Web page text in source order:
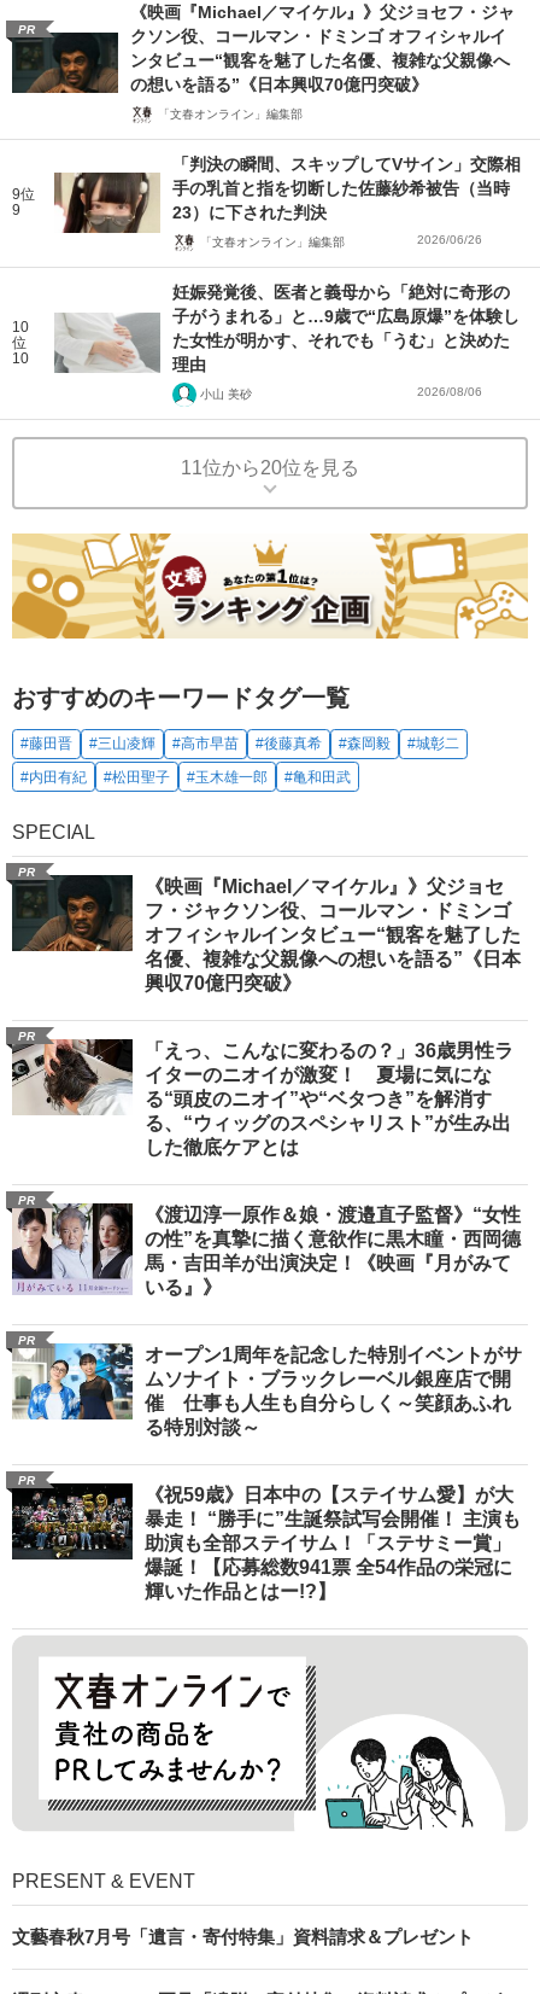
PR
《映画『Michael／マイケル』》父ジョセフ・ジャ
クソン役、コールマン・ドミンゴ オフィシャルイ
ンタビュー“観客を魅了した名優、複雑な父親像へ
の想いを語る”《日本興収70億円突破》
「文春オンライン」編集部
9位
9
「判決の瞬間、スキップしてVサイン」交際相
手の乳首と指を切断した佐藤紗希被告（当時
23）に下された判決
「文春オンライン」編集部 2026/06/26
10
位
10
妊娠発覚後、医者と義母から「絶対に奇形の
子がうまれる」と…9歳で“広島原爆”を体験し
た女性が明かす、それでも「うむ」と決めた
理由
小山 美砂 2026/08/06
11位から20位を見る
おすすめのキーワードタグ一覧
#藤田晋 #三山凌輝 #高市早苗 #後藤真希 #森岡毅
#城彰二
#内田有紀
#松田聖子 #玉木雄一郎 #亀和田武
SPECIAL
PR
《映画『Michael／マイケル』》父ジョセ
フ・ジャクソン役、コールマン・ドミンゴ
オフィシャルインタビュー“観客を魅了した
名優、複雑な父親像への想いを語る”《日本
興収70億円突破》
PR
「えっ、こんなに変わるの？」36歳男性ラ
イターのニオイが激変！ 夏場に気にな
る“頭皮のニオイ”や“ベタつき”を解消す
る、“ウィッグのスペシャリスト”が生み出
した徹底ケアとは
PR
《渡辺淳一原作＆娘・渡邉直子監督》“女性
の性”を真摯に描く意欲作に黒木瞳・西岡德
馬・吉田羊が出演決定！《映画『月がみて
いる』》
PR
オープン1周年を記念した特別イベントがサ
ムソナイト・ブラックレーベル銀座店で開
催 仕事も人生も自分らしく～笑顔あふれ
る特別対談～
PR
《祝59歳》日本中の【ステイサム愛】が大
暴走！ “勝手に”生誕祭試写会開催！ 主演も
助演も全部ステイサム！「ステサミー賞」
爆誕！【応募総数941票 全54作品の栄冠に
輝いた作品とはー!?】
PRESENT & EVENT
文藝春秋7月号「遺言・寄付特集」資料請求＆プレゼント